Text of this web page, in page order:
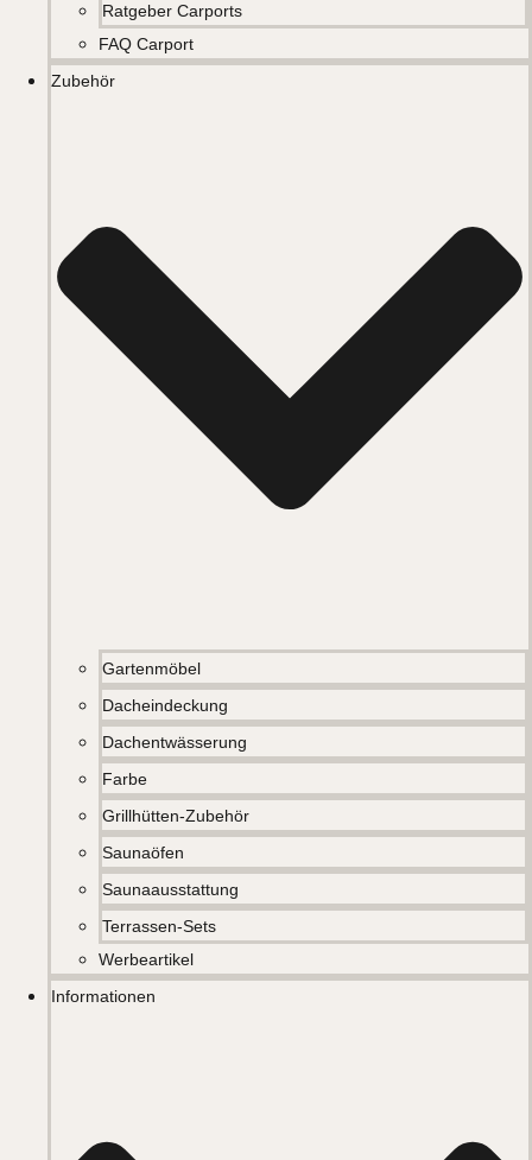
Ratgeber Carports
FAQ Carport
Zubehör
Gartenmöbel
Dacheindeckung
Dachentwässerung
Farbe
Grillhütten-Zubehör
Saunaöfen
Saunaausstattung
Terrassen-Sets
Werbeartikel
Informationen